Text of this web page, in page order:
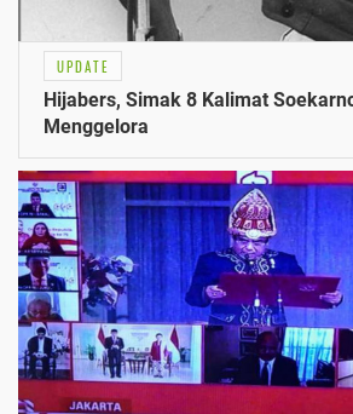
UPDATE
Hijabers, Simak 8 Kalimat
Menggelora